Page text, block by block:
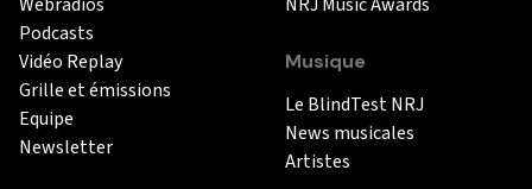
Podcasts
Vidéo Replay
Grille et émissions
Equipe
Newsletter
Musique
Le BlindTest NRJ
News musicales
Artistes